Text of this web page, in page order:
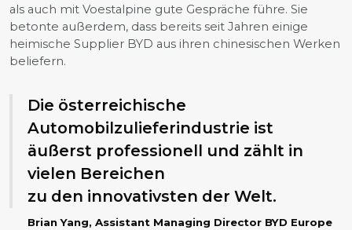
als auch mit Voestalpine gute Gespräche führe. Sie
betonte außerdem, dass bereits seit Jahren einige
heimische Supplier BYD aus ihren chinesischen Werken
beliefern.
Die österreichische
Automobilzulieferindustrie ist
äußerst professionell und zählt in
vielen Bereichen
zu den innovativsten der Welt.
Brian Yang, Assistant Managing Director BYD Europe